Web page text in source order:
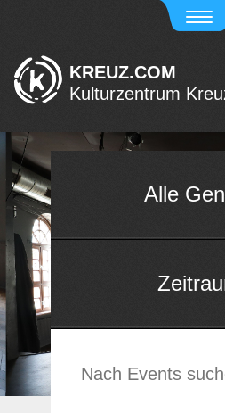
KREUZ.COM
Kulturzentrum
Alle